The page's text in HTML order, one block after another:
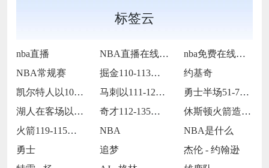
标签云
nba直播 NBA直播在线观看
nba免费在线高清直播
NBA常规赛
掘金110-113不敌马刺
约基奇
凯尔特人以109-86战胜火箭
马刺以111-122不敌掘金
勇士半场51-75落后国王24分
湖人在客场以115-119惜败火箭
奇才112-135不敌火箭
休斯顿火箭造访客场以119-115险胜孟
火箭119-115战胜灰熊
NBA
NBA是什么
勇士
追梦
杰伦 - 约翰逊